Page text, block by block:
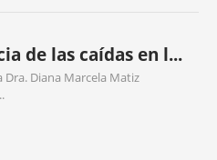
de las caídas en l...
Dra. Diana Marcela Matiz